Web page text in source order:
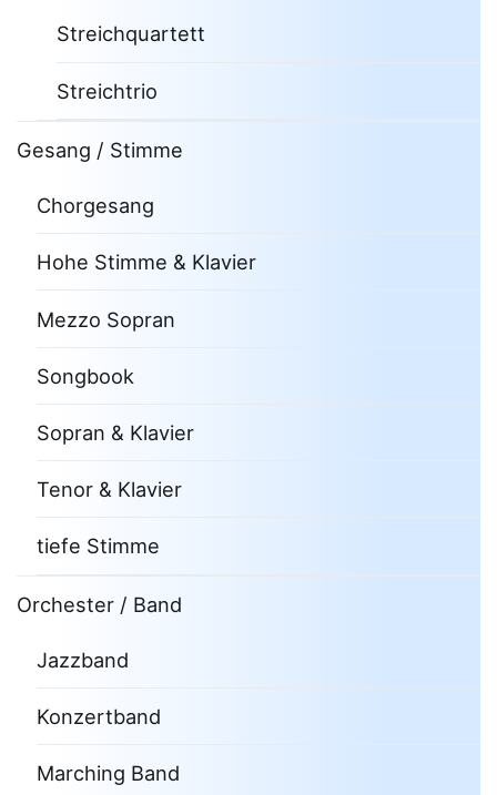
Streichquartett
Streichtrio
Gesang / Stimme
Chorgesang
Hohe Stimme & Klavier
Mezzo Sopran
Songbook
Sopran & Klavier
Tenor & Klavier
tiefe Stimme
Orchester / Band
Jazzband
Konzertband
Marching Band